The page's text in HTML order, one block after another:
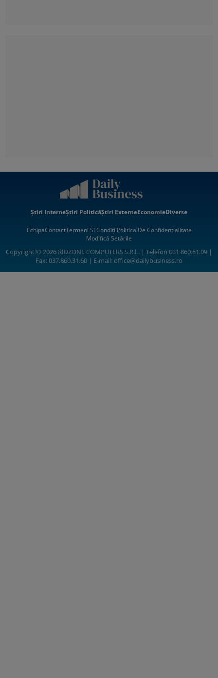
Știri InterneȘtiri PoliticăȘtiri ExterneEconomieDiverse
EchipaContactTermeni Si CondițiiPolitica De Confidentialitate
Modifică Setările
Copyright © 2026 RIDZONE COMPUTERS S.R.L. | Telefon 031.860.51.09 |
Fax: 037.860.31.60 | E-mail:office@dailybusiness.ro